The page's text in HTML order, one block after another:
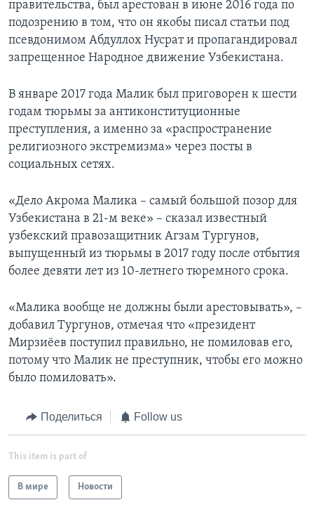
правительства, был арестован в июне 2016 года по
подозрению в том, что он якобы писал статьи под
псевдонимом Абдуллох Нусрат и пропагандировал
запрещенное Народное движение Узбекистана.
В январе 2017 года Малик был приговорен к шести
годам тюрьмы за антиконституционные
преступления, а именно за «распространение
религиозного экстремизма» через посты в
социальных сетях.
«Дело Акрома Малика – самый большой позор для
Узбекистана в 21-м веке» – сказал известный
узбекский правозащитник Агзам Тургунов,
выпущенный из тюрьмы в 2017 году после отбытия
более девяти лет из 10-летнего тюремного срока.
«Малика вообще не должны были арестовывать», –
добавил Тургунов, отмечая что «президент
Мирзиёев поступил правильно, не помиловав его,
потому что Малик не преступник, чтобы его можно
было помиловать».
Поделиться Follow us
This item is part of
В мире Новости